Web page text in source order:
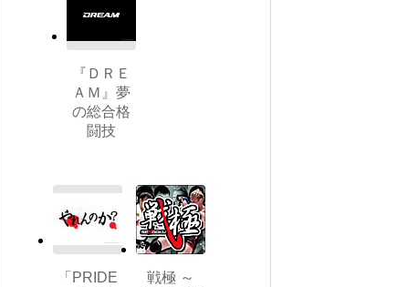
『ＤＲＥ
ＡＭ』夢
の総合格
闘技
「PRIDE
戦極 ～